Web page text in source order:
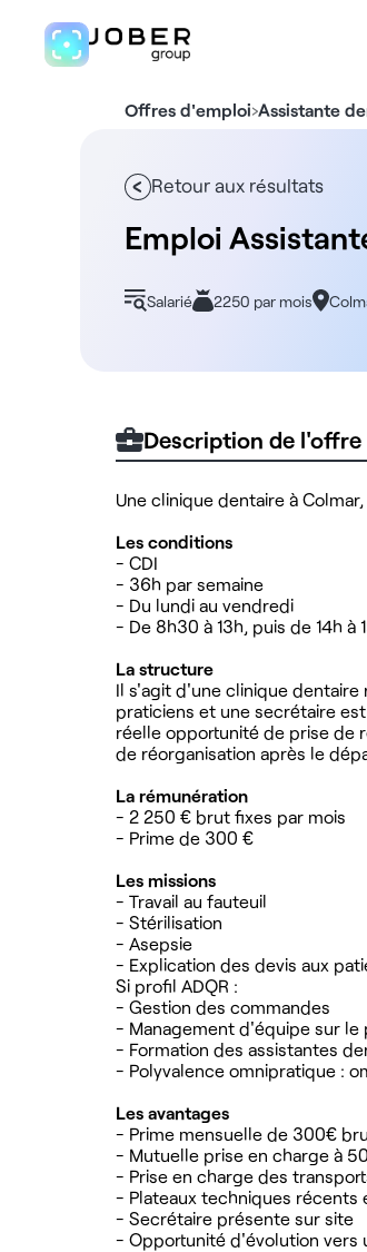
Offres d'emploi›Assistante
Retour aux résultats
Emploi
Salarié 2250 par mois
Description de l'offre
Une clinique dentaire à
Les conditions
- CDI
- 36h par semaine
- Du lundi au vendredi
- De 8h30 à 13h, puis de 14h à
La structure
Il s'agit d'une clinique
praticiens et une secrétaire
réelle opportunité de prise de
de réorganisation après le
La rémunération
- 2 250 € brut fixes par mois
- Prime de 300 €
Les missions
- Travail au fauteuil
- Stérilisation
- Asepsie
- Explication des devis aux
Si profil ADQR :
- Gestion des commandes
- Management d'équipe sur le
- Formation des assistantes
- Polyvalence omnipratique :
Les avantages
- Prime mensuelle de 300€
- Mutuelle prise en charge à
- Prise en charge des
- Plateaux techniques récents
- Secrétaire présente sur site
- Opportunité d'évolution vers